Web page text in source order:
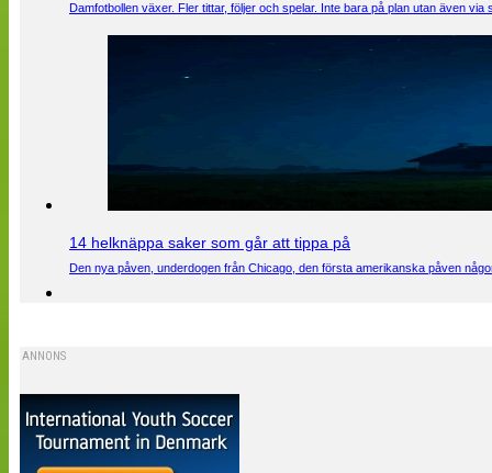
Damfotbollen växer. Fler tittar, följer och spelar. Inte bara på plan utan även
14 helknäppa saker som går att tippa på
Den nya påven, underdogen från Chicago, den första amerikanska påven
ANNONS